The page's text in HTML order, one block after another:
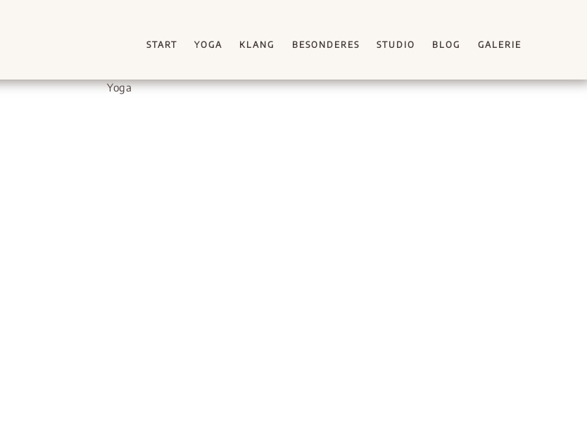
START YOGA KLANG BESONDERES STUDIO BLOG GALERIE